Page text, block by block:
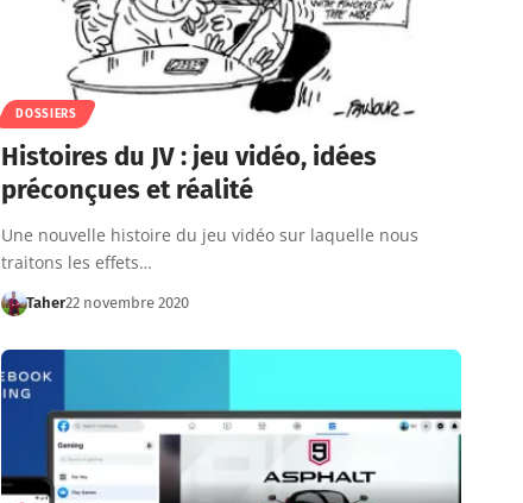
DOSSIERS
Histoires du JV : jeu vidéo, idées
préconçues et réalité
Une nouvelle histoire du jeu vidéo sur laquelle nous
traitons les effets…
Taher22 novembre 2020